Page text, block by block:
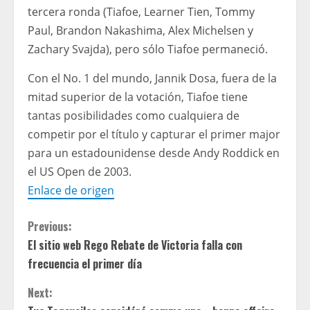
tercera ronda (Tiafoe, Learner Tien, Tommy
Paul, Brandon Nakashima, Alex Michelsen y
Zachary Svajda), pero sólo Tiafoe permaneció.
Con el No. 1 del mundo, Jannik Dosa, fuera de la
mitad superior de la votación, Tiafoe tiene
tantas posibilidades como cualquiera de
competir por el título y capturar el primer major
para un estadounidense desde Andy Roddick en
el US Open de 2003.
Enlace de origen
C
o
n
Previous:
El sitio web Rego Rebate de Victoria falla con
frecuencia el primer día
Next: